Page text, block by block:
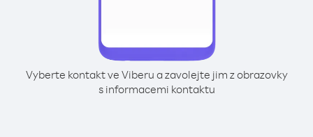
Vyberte kontakt ve Viberu a zavolejte jim z obrazovky
s informacemi kontaktu